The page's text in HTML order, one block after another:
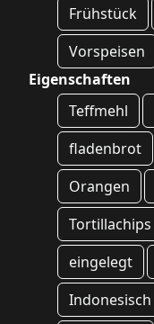
Frühstück
Vorspeisen
Eigenschaften
Teffmehl
fladenbrot
Orangen
Tortillachips
eingelegt
Indonesisch